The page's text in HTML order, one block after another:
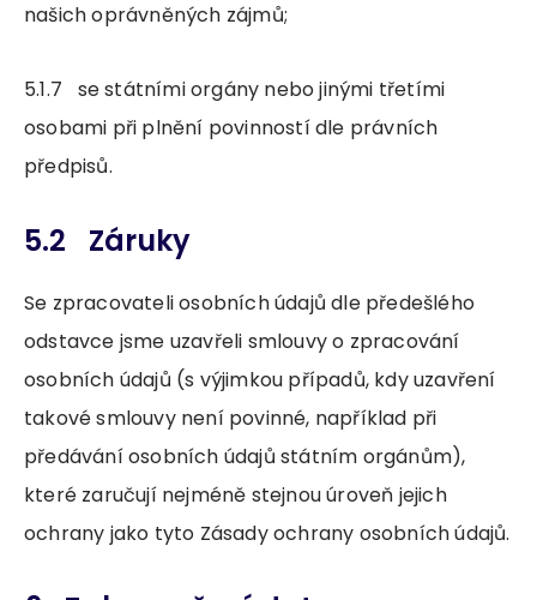
našich oprávněných zájmů;
5.1.7 se státními orgány nebo jinými třetími
osobami při plnění povinností dle právních
předpisů.
5.2 Záruky
Se zpracovateli osobních údajů dle předešlého
odstavce jsme uzavřeli smlouvy o zpracování
osobních údajů (s výjimkou případů, kdy uzavření
takové smlouvy není povinné, například při
předávání osobních údajů státním orgánům),
které zaručují nejméně stejnou úroveň jejich
ochrany jako tyto Zásady ochrany osobních údajů.